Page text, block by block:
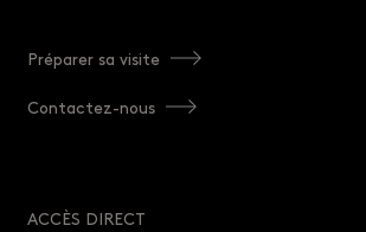
Préparer sa visite
Contactez-nous
ACCÈS DIRECT